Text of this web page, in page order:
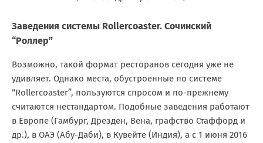
Заведения системы Rollercoaster. Сочинский
“Роллер”
Возможно, такой формат ресторанов сегодня уже не
удивляет. Однако места, обустроенные по системе
“Rollercoaster”, пользуются спросом и по-прежнему
считаются нестандартом. Подобные заведения работают
в Европе (Гамбург, Дрезден, Вена, графство Стаффорд и
др.), в ОАЭ (Абу-Даби), в Кувейте (Индия), а с 1 июня 2016